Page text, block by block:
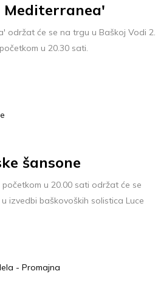
Mediterranea'
održat će se na trgu u Baškoj Vodi 2.
u 20.30 sati.
šansone
u 20.00 sati održat će se
izvedbi baškovoških solistica Luce